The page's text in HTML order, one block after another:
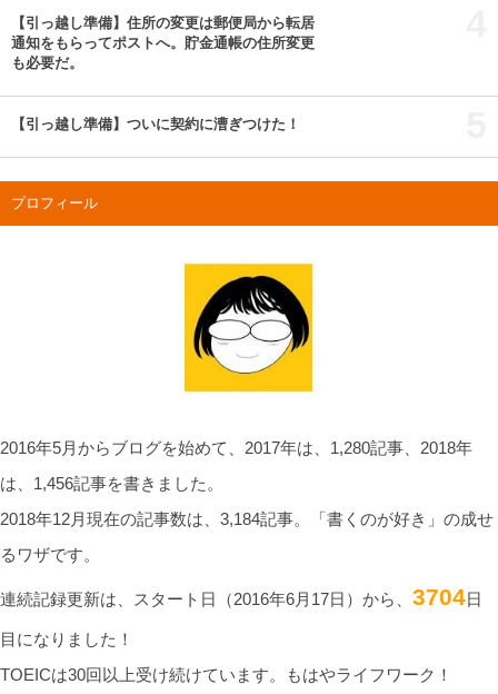
【引っ越し準備】住所の変更は郵便局から転居
通知をもらってポストへ。貯金通帳の住所変更
も必要だ。
【引っ越し準備】ついに契約に漕ぎつけた！
プロフィール
2016年5月からブログを始めて、2017年は、1,280記事、2018年
は、1,456記事を書きました。
2018年12月現在の記事数は、3,184記事。「書くのが好き」の成せ
るワザです。
連続記録更新は、スタート日（2016年6月17日）から、 3704日
目になりました！
TOEICは30回以上受け続けています。もはやライフワーク！